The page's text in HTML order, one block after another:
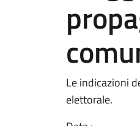
Le indicazioni
elettorale.